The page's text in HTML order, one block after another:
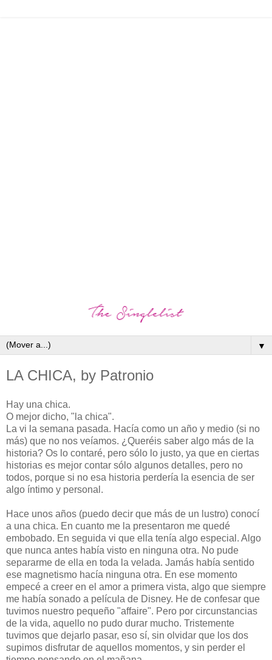
▼
LA CHICA, by Patronio
Hay una chica.
O mejor dicho, "la chica".
La vi la semana pasada. Hacía como un año y medio (si no
más) que no nos veíamos. ¿Queréis saber algo más de la
historia? Os lo contaré, pero sólo lo justo, ya que en ciertas
historias es mejor contar sólo algunos detalles, pero no
todos, porque si no esa historia perdería la esencia de ser
algo íntimo y personal.
Hace unos años (puedo decir que más de un lustro) conocí
a una chica. En cuanto me la presentaron me quedé
embobado. En seguida vi que ella tenía algo especial. Algo
que nunca antes había visto en ninguna otra. No pude
separarme de ella en toda la velada. Jamás había sentido
ese magnetismo hacía ninguna otra. En ese momento
empecé a creer en el amor a primera vista, algo que siempre
me había sonado a película de Disney. He de confesar que
tuvimos nuestro pequeño "affaire". Pero por circunstancias
de la vida, aquello no pudo durar mucho. Tristemente
tuvimos que dejarlo pasar, eso sí, sin olvidar que los dos
supimos disfrutar de aquellos momentos, y sin perder el